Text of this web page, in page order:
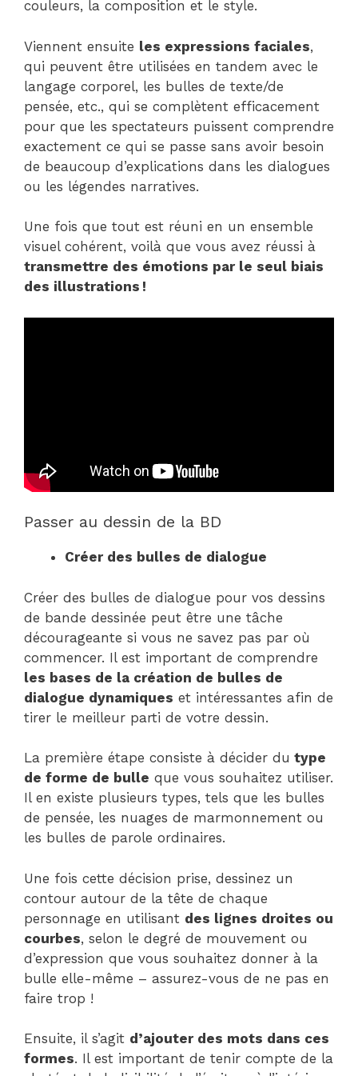
couleurs, la composition et le style.
Viennent ensuite les expressions faciales,
qui peuvent être utilisées en tandem avec le
langage corporel, les bulles de texte/de
pensée, etc., qui se complètent efficacement
pour que les spectateurs puissent comprendre
exactement ce qui se passe sans avoir besoin
de beaucoup d’explications dans les dialogues
ou les légendes narratives.
Une fois que tout est réuni en un ensemble
visuel cohérent, voilà que vous avez réussi à
transmettre des émotions par le seul biais
des illustrations !
Passer au dessin de la BD
Créer des bulles de dialogue
Créer des bulles de dialogue pour vos dessins
de bande dessinée peut être une tâche
décourageante si vous ne savez pas par où
commencer. Il est important de comprendre
les bases de la création de bulles de
dialogue dynamiques et intéressantes afin de
tirer le meilleur parti de votre dessin.
La première étape consiste à décider du type
de forme de bulle que vous souhaitez utiliser.
Il en existe plusieurs types, tels que les bulles
de pensée, les nuages de marmonnement ou
les bulles de parole ordinaires.
Une fois cette décision prise, dessinez un
contour autour de la tête de chaque
personnage en utilisant des lignes droites ou
courbes, selon le degré de mouvement ou
d’expression que vous souhaitez donner à la
bulle elle-même – assurez-vous de ne pas en
faire trop !
Ensuite, il s’agit d’ajouter des mots dans ces
formes. Il est important de tenir compte de la